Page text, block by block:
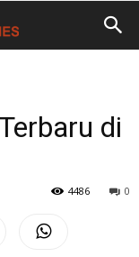
di
0
4486